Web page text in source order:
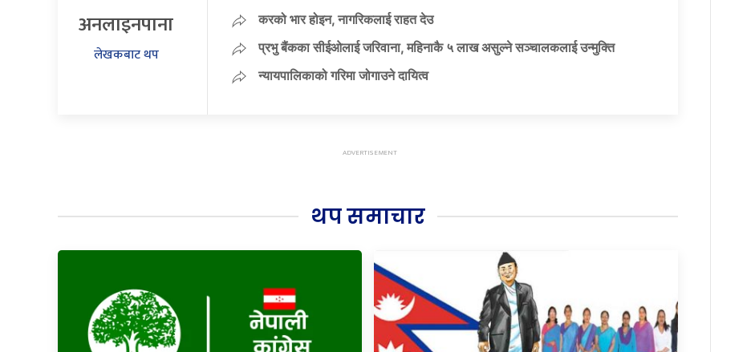
अनलाइनपाना
लेखकबाट थप
करको भार होइन, नागरिकलाई राहत देउ
प्रभु बैंकका सीईओलाई जरिवाना, महिनाकै ५ लाख असुल्ने सञ्चालकलाई उन्मुक्ति
न्यायपालिकाको गरिमा जोगाउने दायित्व
थप समाचार